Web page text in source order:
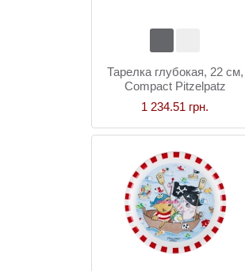
Тарелка глубокая, 22 см,
Compact Pitzelpatz
1 234.51 грн.